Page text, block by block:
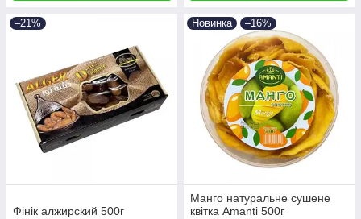
–21%
Фінік алжирский 500г
Новинка –16%
Манго натуральне сушене
квітка Amanti 500г